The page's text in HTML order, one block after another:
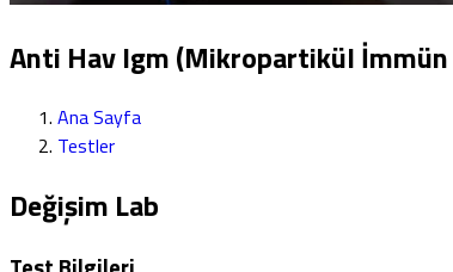
Anti Hav Igm (Mikropartikül İmmün
Ana Sayfa
Testler
Değişim Lab